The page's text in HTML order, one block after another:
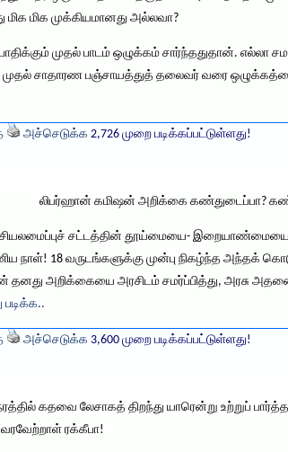
மிக முக்கியமானது அல்லவா?
முதல் பாடம் ஒழுக்கம் சார்ந்ததுதான்.
முதல் சாதாரண பஞ்சாயத்துத் தலைவர் வரை
அச்செடுக்க 2,726 முறை படிக்கப்பட்டுள்ளது!
லிபர்ஹான் கமிஷன் அறிக்கை கண்துடைப்பா?
அரசியலமைப்புச் சட்டத்தின் தூய்மையை-
நாள்! 18 வருடங்களுக்கு முன்பு நிகழ்ந்த அந்தக்
தனது அறிக்கையை அரசிடம் சமர்ப்பித்து, அரசு
படிக்க..
அச்செடுக்க 3,600 முறை படிக்கப்பட்டுள்ளது!
கதவை லேசாகத் திறந்து யாரென்று உற்றுப்
ரக்கீபா!